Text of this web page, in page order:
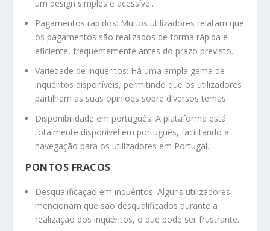
um design simples e acessível.
Pagamentos rápidos: Muitos utilizadores relatam que
os pagamentos são realizados de forma rápida e
eficiente, frequentemente antes do prazo previsto.
Variedade de inquéritos: Há uma ampla gama de
inquéritos disponíveis, permitindo que os utilizadores
partilhem as suas opiniões sobre diversos temas.
Disponibilidade em português: A plataforma está
totalmente disponível em português, facilitando a
navegação para os utilizadores em Portugal.
PONTOS FRACOS
Desqualificação em inquéritos: Alguns utilizadores
mencionam que são desqualificados durante a
realização dos inquéritos, o que pode ser frustrante.